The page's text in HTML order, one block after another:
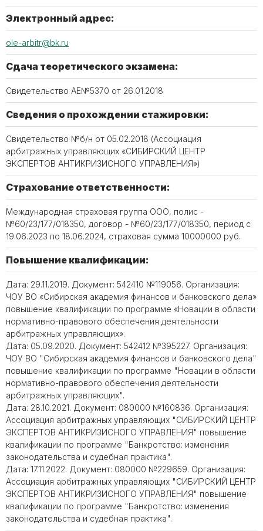
Электронный адрес:
ole-arbitr@bk.ru
Сдача теоретического экзамена:
Свидетельство АЕ№5370 от 26.01.2018
Сведения о прохождении стажировки:
Свидетельство №б/н от 05.02.2018 (Ассоциация
арбитражных управляющих «СИБИРСКИЙ ЦЕНТР
ЭКСПЕРТОВ АНТИКРИЗИСНОГО УПРАВЛЕНИЯ»)
Страхование ответственности:
Международная страховая группа ООО, полис -
№60/23/177/018350, договор - №60/23/177/018350, период с
19.06.2023 по 18.06.2024, страховая сумма 10000000 руб.
Повышение квалификации:
Дата: 29.11.2019. Документ: 542410 №119056. Организация:
ЧОУ ВО «Сибирская академия финансов и банковского дела»
повышение квалификации по программе «Новации в области
нормативно-правового обеспечения деятельности
арбитражных управляющих».
Дата: 05.09.2020. Документ: 542412 №395227. Организация:
ЧОУ ВО "Сибирская академия финансов и банковского дела"
повышение квалификации по программе "Новации в области
нормативно-правового обеспечения деятельности
арбитражных управляющих".
Дата: 28.10.2021. Документ: 080000 №160836. Организация:
Ассоциация арбитражных управляющих "СИБИРСКИЙ ЦЕНТР
ЭКСПЕРТОВ АНТИКРИЗИСНОГО УПРАВЛЕНИЯ" повышение
квалификации по программе "Банкротство: изменения
законодательства и судебная практика".
Дата: 17.11.2022. Документ: 080000 №229659. Организация:
Ассоциация арбитражных управляющих "СИБИРСКИЙ ЦЕНТР
ЭКСПЕРТОВ АНТИКРИЗИСНОГО УПРАВЛЕНИЯ" повышение
квалификации по программе "Банкротство: изменения
законодательства и судебная практика".